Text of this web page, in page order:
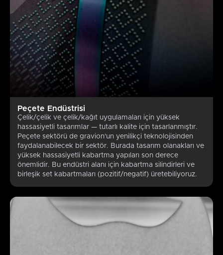
Peçete Endüstrisi
Çelik/çelik ve çelik/kağıt uygulamaları için yüksek
hassasiyetli tasarımlar — tutarlı kalite için tasarlanmıştır.
Peçete sektörü de gravion'un yenilikçi teknolojisinden
faydalanabilecek bir sektör. Burada tasarım olanakları ve
yüksek hassasiyetli kabartma yapıları son derece
önemlidir. Bu endüstri alanı için kabartma silindirleri ve
birleşik set kabartmaları (pozitif/negatif) üretebiliyoruz.